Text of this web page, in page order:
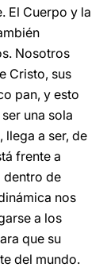
El Cuerpo y la
Nosotros
Cristo, sus
pan, y esto
una sola
a ser, de
frente a
dentro de
nos
a los
que su
del mundo.